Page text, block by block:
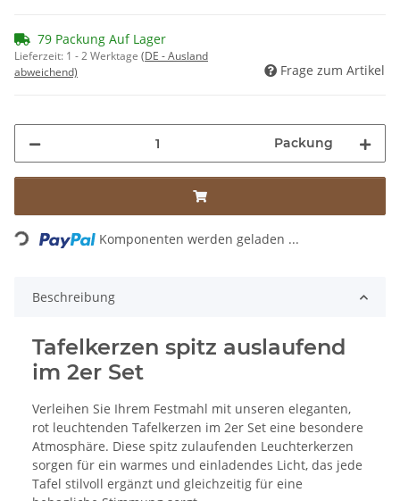
79 Packung Auf Lager
Lieferzeit: 1 - 2 Werktage (DE - Ausland
abweichend)
Frage zum Artikel
Packung
Loading... Komponenten werden geladen ...
Beschreibung
Tafelkerzen spitz auslaufend
im 2er Set
Verleihen Sie Ihrem Festmahl mit unseren eleganten,
rot leuchtenden Tafelkerzen im 2er Set eine besondere
Atmosphäre. Diese spitz zulaufenden Leuchterkerzen
sorgen für ein warmes und einladendes Licht, das jede
Tafel stilvoll ergänzt und gleichzeitig für eine